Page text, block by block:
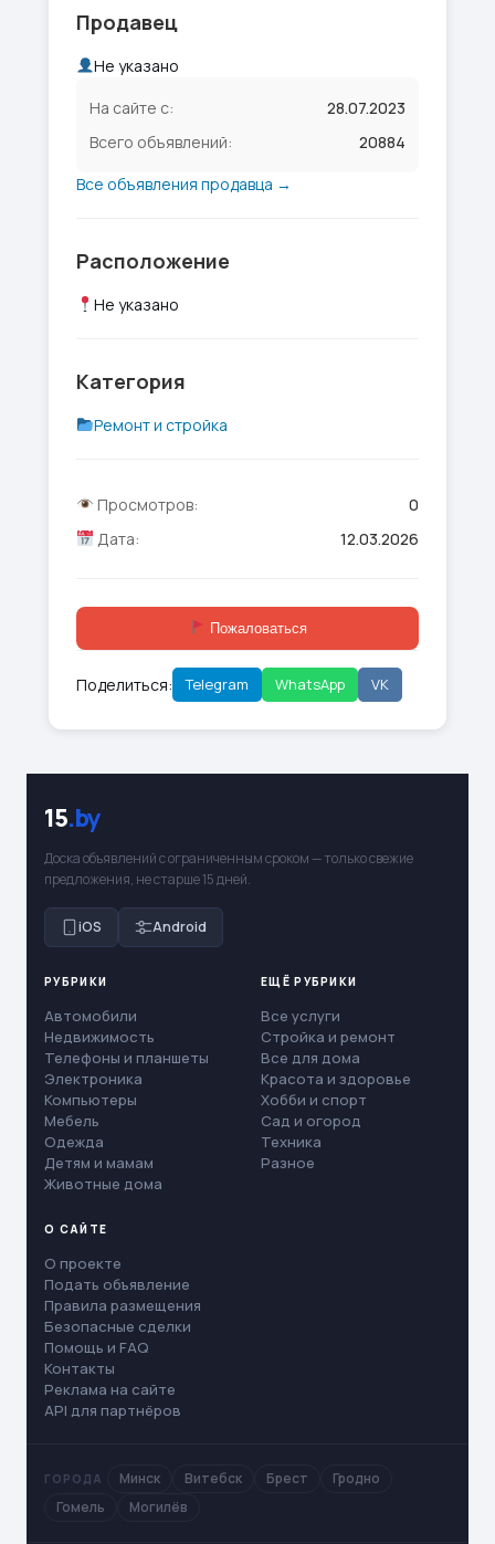
Продавец
Не указано
На сайте с:
28.07.2023
Всего объявлений:
20884
Все объявления продавца →
Расположение
Не указано
Категория
Ремонт и стройка
Просмотров:
0
Дата:
12.03.2026
Пожаловаться
Поделиться: Telegram WhatsApp VK
15.by
Доска объявлений с ограниченным сроком — только свежие
предложения, не старше 15 дней.
iOS Android
РУБРИКИ
Автомобили
Недвижимость
Телефоны и планшеты
Электроника
Компьютеры
Мебель
Одежда
Детям и мамам
Животные дома
ЕЩЁ РУБРИКИ
Все услуги
Стройка и ремонт
Все для дома
Красота и здоровье
Хобби и спорт
Сад и огород
Техника
Разное
О САЙТЕ
О проекте
Подать объявление
Правила размещения
Безопасные сделки
Помощь и FAQ
Контакты
Реклама на сайте
API для партнёров
ГОРОДА Минск Витебск Брест
Гродно
Гомель
Могилёв